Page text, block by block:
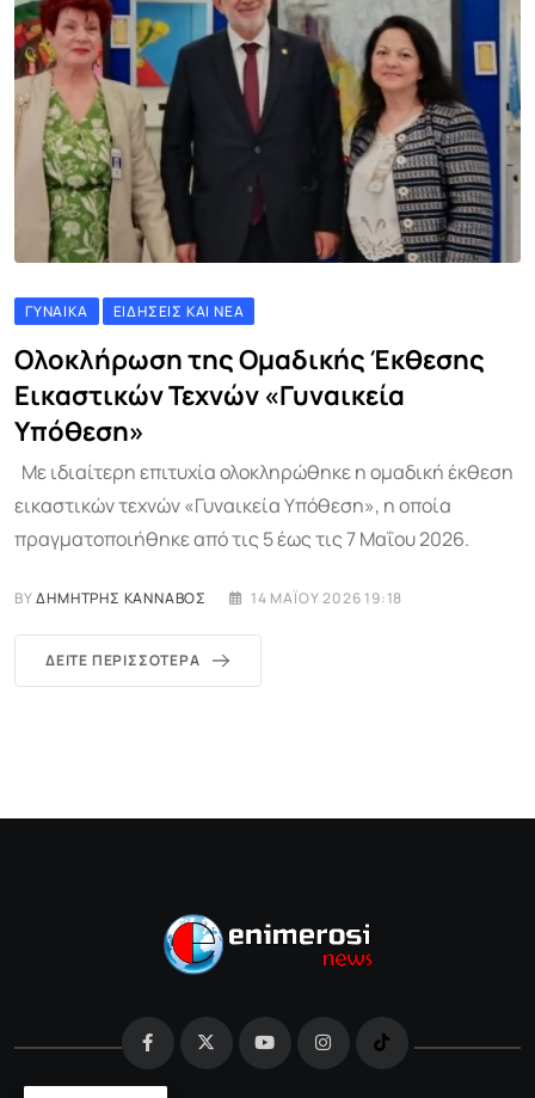
ΓΥΝΑΊΚΑ ΕΙΔΉΣΕΙΣ ΚΑΙ ΝΈΑ
Ολοκλήρωση της Ομαδικής Έκθεσης
Εικαστικών Τεχνών «Γυναικεία
Υπόθεση»
Με ιδιαίτερη επιτυχία ολοκληρώθηκε η ομαδική έκθεση
εικαστικών τεχνών «Γυναικεία Υπόθεση», η οποία
πραγματοποιήθηκε από τις 5 έως τις 7 Μαΐου 2026.
BYΔΗΜΉΤΡΗΣ ΚΑΝΝΑΒΌΣ 14 ΜΑΪ́ΟΥ 2026 19:18
ΔΕΊΤΕ ΠΕΡΙΣΣΌΤΕΡΑ